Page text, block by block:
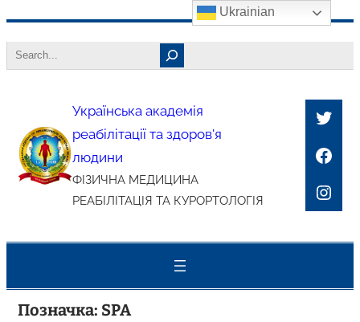
до
Search
Українська академія
реабілітації та здоров'я
людини
ФІЗИЧНА МЕДИЦИНА
РЕАБІЛІТАЦІЯ ТА КУРОРТОЛОГІЯ
Позначка: SPA
Ukrainian